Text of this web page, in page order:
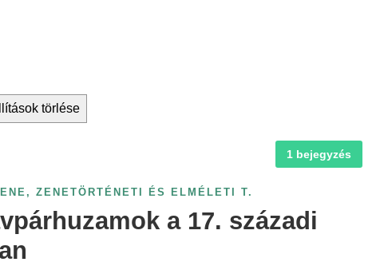
törlése
1 bejegyzés
, ZENETÖRTÉNETI ÉS ELMÉLETI T.
a 17. századi